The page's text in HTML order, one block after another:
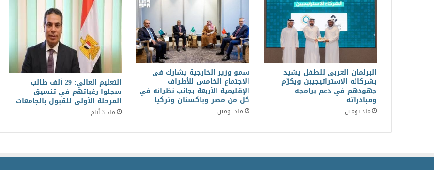
البرلمان العربي للطفل يشيد
بشركائه الاستراتيجيين ويكرّم
جهودهم في دعم برامجه
ومبادراته
منذ يومين
سمو وزير الخارجية يشارك في
الاجتماع الخامس للأطراف
الإقليمية الأربعة بجانب نظرائه في
كل من مصر وباكستان وتركيا
منذ يومين
التعليم العالي: 29 ألف طالب
سجلوا رغباتهم في تنسيق
المرحلة الأولى للقبول بالجامعات
منذ 3 أيام